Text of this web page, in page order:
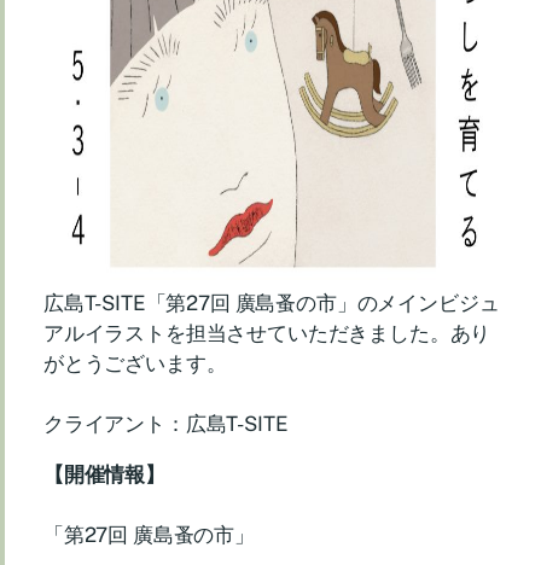
広島T-SITE「第27回 廣島蚤の市」のメインビジュ
アルイラストを担当させていただきました。あり
がとうございます。
クライアント：広島T-SITE
【開催情報】
「第27回 廣島蚤の市」